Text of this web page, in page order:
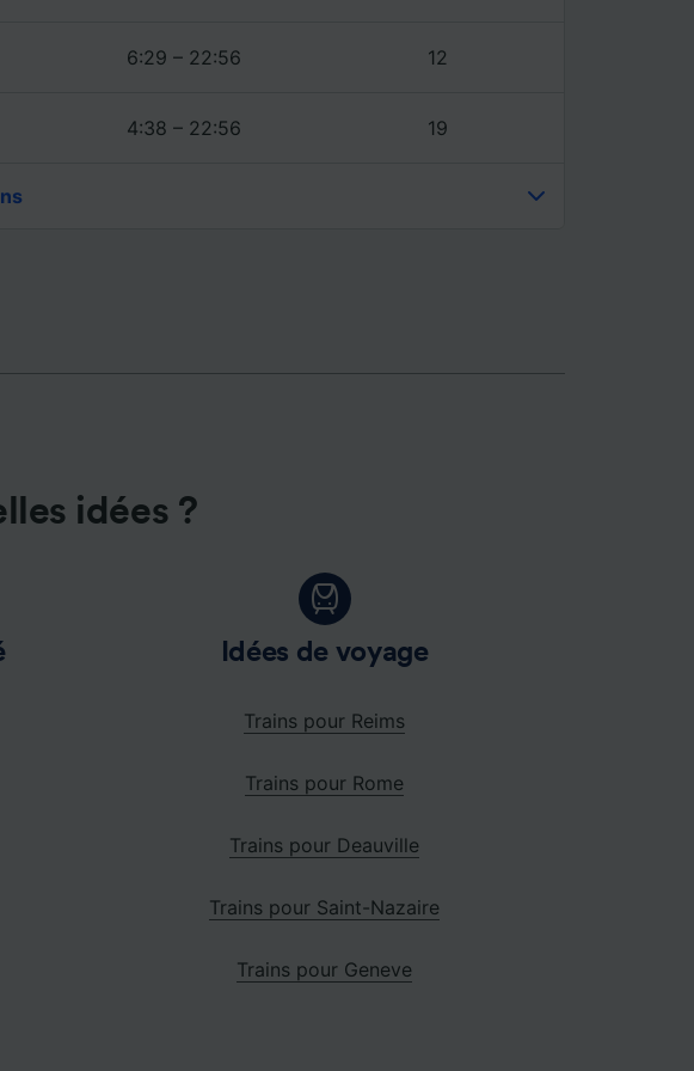
6:29 – 22:56 12
4:38 – 22:56 19
idées ?
Idées de voyage
Trains pour Reims
Trains pour Rome
Trains pour Deauville
Trains pour Saint-Nazaire
Trains pour Geneve